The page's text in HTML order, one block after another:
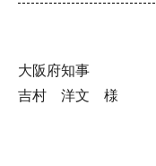
大阪府知事
吉村 洋文 様